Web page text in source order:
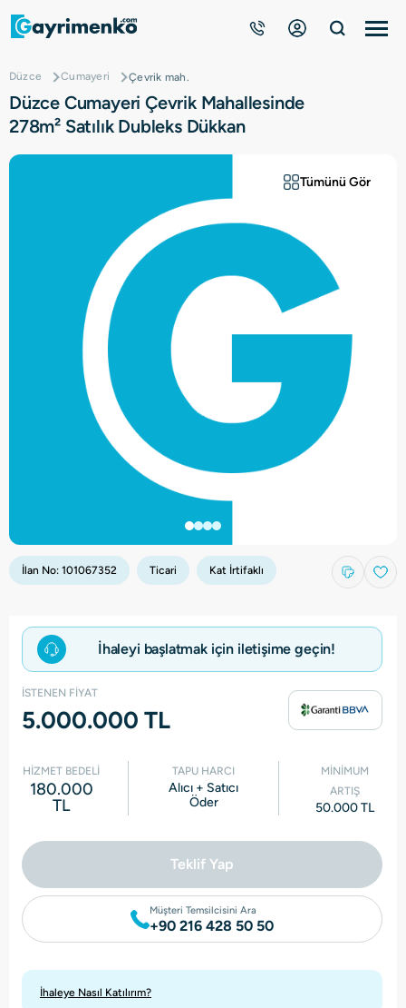
Gayrimenkuller
Düzce Cumayeri Çevrik mah.
Düzce Cumayeri Çevrik Mahallesinde
278m² Satılık Dubleks Dükkan
Tümünü Gör
İlan No: 101067352 Ticari Kat İrtifaklı
İhaleyi başlatmak için iletişime geçin!
İSTENEN FİYAT
5.000.000 TL
HİZMET BEDELİ
180.000
TL
TAPU HARCI
Alıcı + Satıcı
Öder
MİNİMUM
ARTIŞ
50.000 TL
Teklif Yap
Müşteri Temsilcisini Ara
+90 216 428 50 50
İhaleye Nasıl Katılırım?